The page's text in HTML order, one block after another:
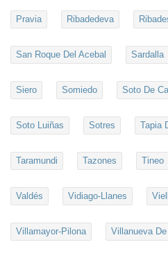
Pravia Ribadedeva
San Roque Del Acebal Sardalla
Siero Somiedo Soto De
Soto Luiñas Sotres Tapia
Taramundi Tazones Tineo
Valdés Vidiago-Llanes
Villamayor-Pilona Villanueva